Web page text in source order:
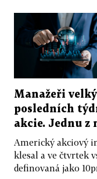
Manažeři
posledních
akcie. Jednu z
Americký akciový
klesal a ve čtvrtek
definovaná jako